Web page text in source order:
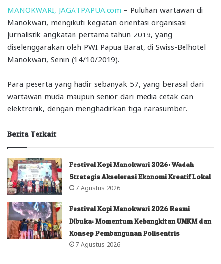
MANOKWARI, JAGATPAPUA.com – Puluhan wartawan di
Manokwari, mengikuti kegiatan orientasi organisasi
jurnalistik angkatan pertama tahun 2019, yang
diselenggarakan oleh PWI Papua Barat, di Swiss-Belhotel
Manokwari, Senin (14/10/2019).
Para peserta yang hadir sebanyak 57, yang berasal dari
wartawan muda maupun senior dari media cetak dan
elektronik, dengan menghadirkan tiga narasumber.
Berita Terkait
Festival Kopi Manokwari 2026: Wadah
Strategis Akselerasi Ekonomi Kreatif Lokal
7 Agustus 2026
Festival Kopi Manokwari 2026 Resmi
Dibuka: Momentum Kebangkitan UMKM dan
Konsep Pembangunan Polisentris
7 Agustus 2026